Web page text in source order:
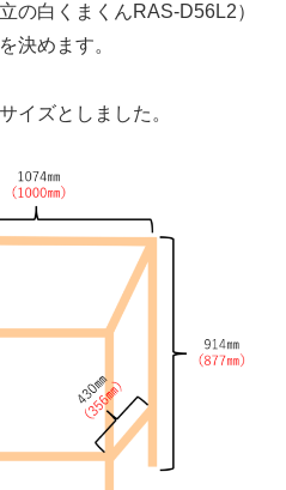
の白くまくんRAS-D56L2）
決めます。
イズとしました。